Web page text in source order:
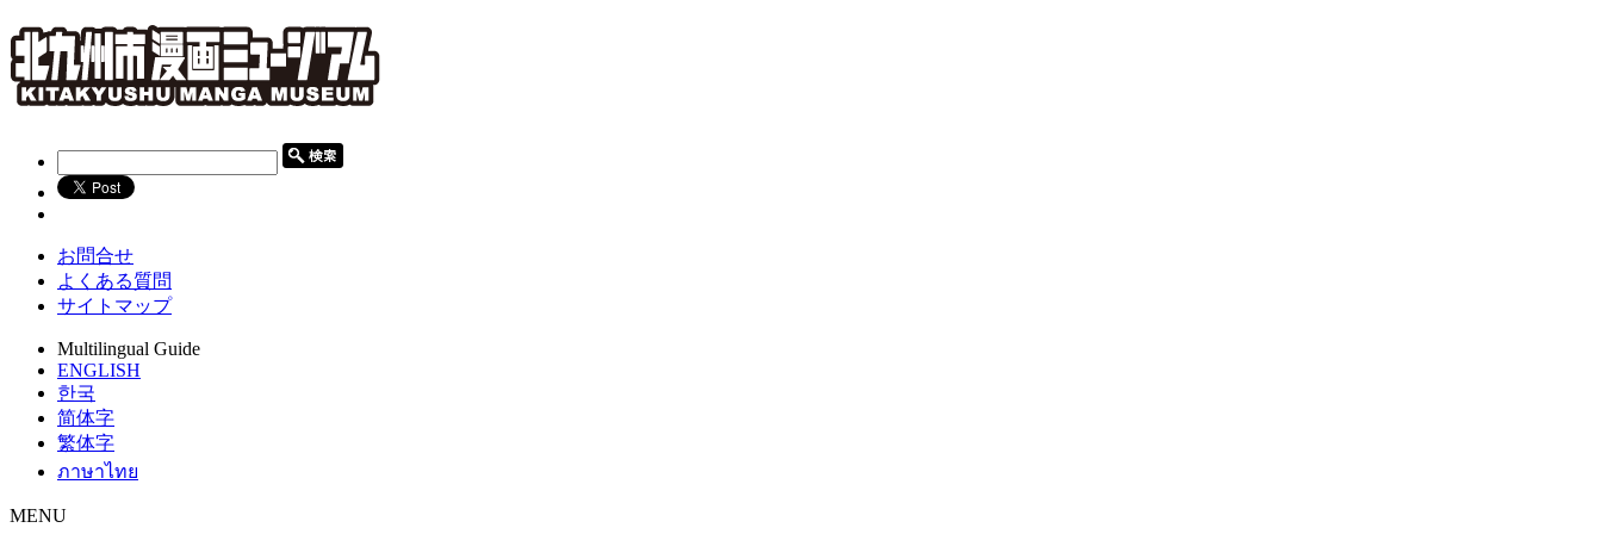
お問合せ
よくある質問
サイトマップ
Multilingual Guide
ENGLISH
한국
简体字
繁体字
ภาษาไทย
MENU